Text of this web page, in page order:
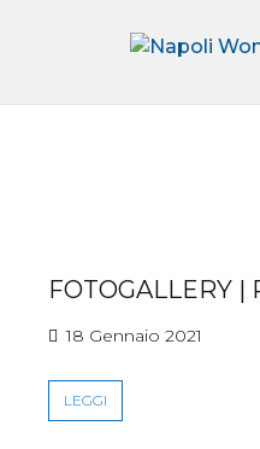
FOTOGALLERY |
18 Gennaio 2021
LEGGI